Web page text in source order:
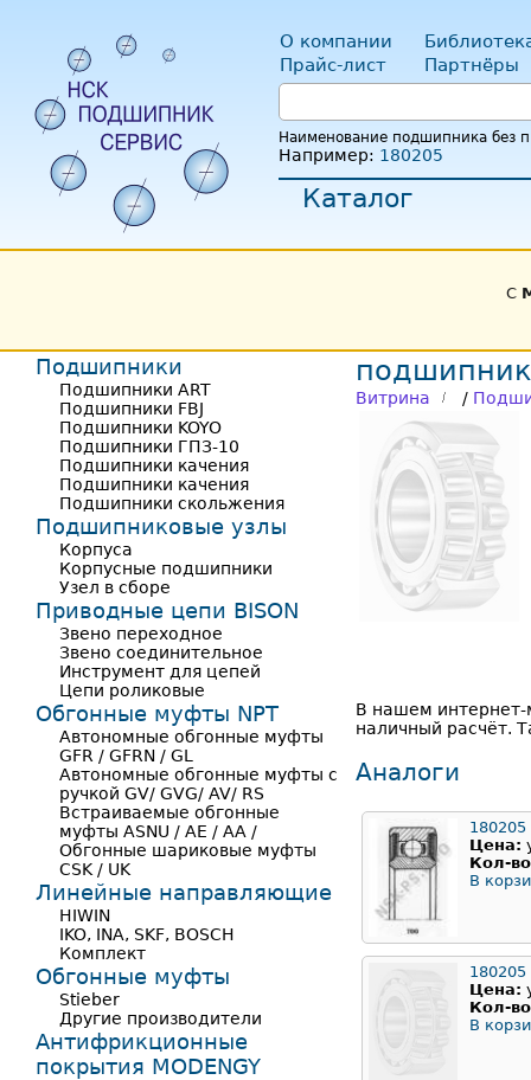
О компании
Прайс-лист
Партнёры
Наименование подшипника без
Например: 180205
Каталог
С
Витрина /
В нашем интернет-
наличный расчёт.
Аналоги
180205
Цена:
Кол-
В
180205
Цена:
Кол-
В
Подшипники
Подшипники ART
Подшипники FBJ
Подшипники KOYO
Подшипники ГПЗ-10
Подшипники качения
Подшипники качения
Подшипники скольжения
Подшипниковые узлы
Корпуса
Корпусные подшипники
Узел в сборе
Приводные цепи BISON
Звено переходное
Звено соединительное
Инструмент для цепей
Цепи роликовые
Обгонные муфты NPT
Автономные обгонные муфты
GFR / GFRN / GL
Автономные обгонные муфты с
ручкой GV/ GVG/ AV/ RS
Встраиваемые обгонные
муфты ASNU / AE / AA /
Обгонные шариковые муфты
CSK / UK
Линейные направляющие
HIWIN
IKO, INA, SKF, BOSCH
Комплект
Обгонные муфты
Stieber
Другие производители
Антифрикционные
покрытия MODENGY